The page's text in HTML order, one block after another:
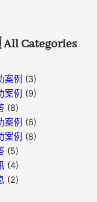
Categories
案例 (3)
案例 (9)
(8)
案例 (6)
案例 (8)
(5)
(4)
(2)